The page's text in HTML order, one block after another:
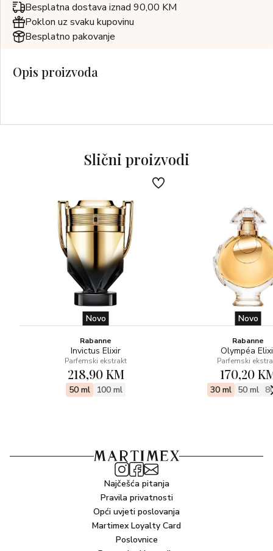
Besplatna dostava iznad 90,00 KM
Poklon uz svaku kupovinu
Besplatno pakovanje
Opis proizvoda
Slični proizvodi
Novo
Rabanne
Invictus Elixir
Parfemski ekstrakt
218,90 KM
50 ml 100 ml
Novo
Rabanne
Olympéa
Parfemski
170,20
30 ml 50 ml
Najčešća pitanja
Pravila privatnosti
Opći uvjeti poslovanja
Martimex Loyalty Card
Poslovnice